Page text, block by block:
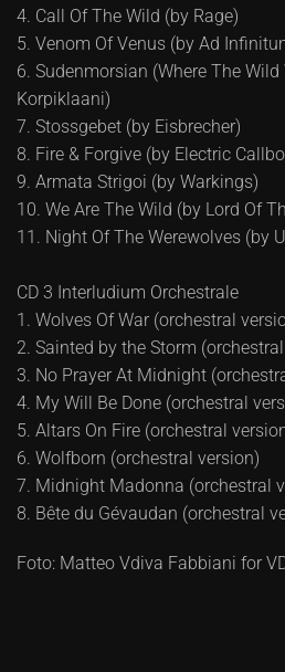
4. Call Of The Wild (by Rage)
5. Venom Of Venus (by Ad
6. Sudenmorsian (Where The
Korpiklaani)
7. Stossgebet (by Eisbrecher)
8. Fire & Forgive (by Electric
9. Armata Strigoi (by Warkings)
10. We Are The Wild (by Lord Of
11. Night Of The Werewolves (by
CD 3 Interludium Orchestrale
1. Wolves Of War (orchestral
2. Sainted by the Storm
3. No Prayer At Midnight
4. My Will Be Done (orchestral
5. Altars On Fire (orchestral
6. Wolfborn (orchestral version)
7. Midnight Madonna (orchestral
8. Bête du Gévaudan (orchestral
Foto: Matteo Vdiva Fabbiani for